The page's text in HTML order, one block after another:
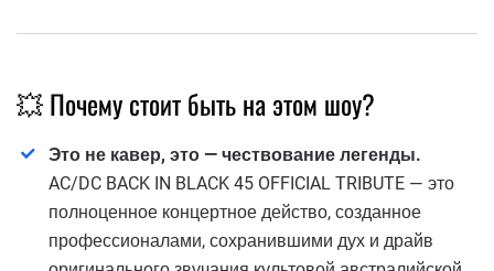
💥 Почему стоит быть на этом шоу?
Это не кавер, это — чествование легенды.
AC/DC BACK IN BLACK 45 OFFICIAL TRIBUTE — это
полноценное концертное действо, созданное
профессионалами, сохранившими дух и драйв